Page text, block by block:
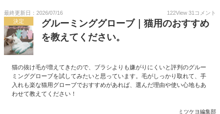
最終更新日：2026/07/16 122View 31 コメント
決定
グルーミンググローブ｜猫用のおすすめ
を教えてください。
猫の抜け毛が増えてきたので、ブラシよりも嫌がりにくいと評判のグルー
ミンググローブを試してみたいと思っています。毛がしっかり取れて、手
入れも楽な猫用グローブでおすすめがあれば、選んだ理由や使い心地もあ
わせて教えてください！
ミツケヨ編集部